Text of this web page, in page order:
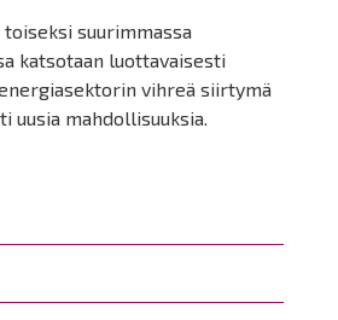
suurimmassa
katsotaan luottavaisesti
vihreä siirtymä
uusia mahdollisuuksia.